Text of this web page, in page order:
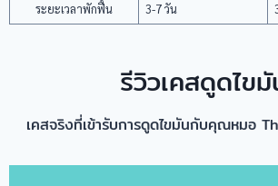
ระยะเวลาพักฟื้น
3-7 วัน
รีวิวเคสดูดไข
เคสจริงที่เข้ารับการดูดไขมันกับคุณหมอ